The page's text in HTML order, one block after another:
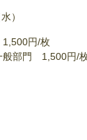
）
円/枚
門 1,500円/